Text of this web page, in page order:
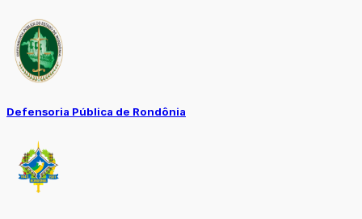
Defensoria Pública de Rondônia